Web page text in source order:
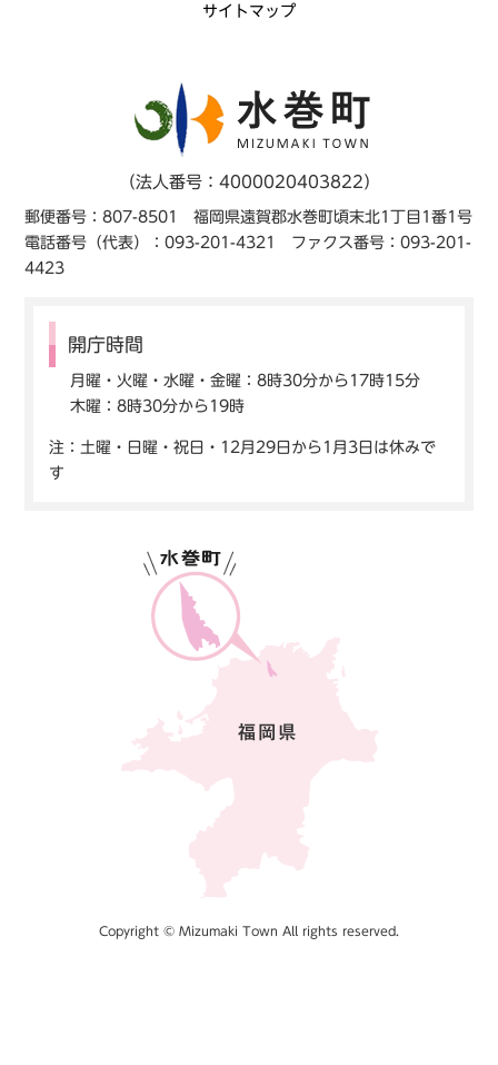
サイトマップ
（法人番号：4000020403822）
郵便番号：807-8501 福岡県遠賀郡水巻町頃末北1丁目1番1号
電話番号（代表）：093-201-4321 ファクス番号：093-201-
4423
開庁時間
月曜・火曜・水曜・金曜：8時30分から17時15分
木曜：8時30分から19時
注：土曜・日曜・祝日・12月29日から1月3日は休みで
す
Copyright © Mizumaki Town All rights reserved.